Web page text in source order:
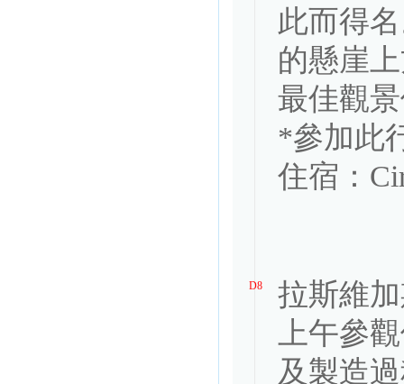
此而得
的懸崖
最佳觀
*參加此
住宿：
D8
拉斯維
上午參
及製造